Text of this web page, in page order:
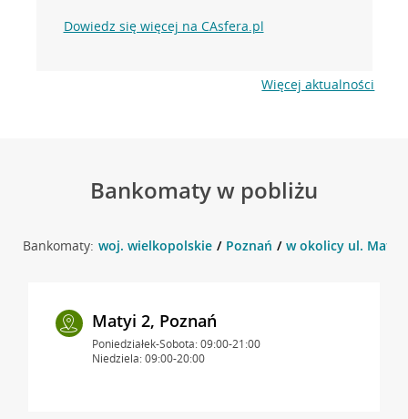
Dowiedz się więcej na CAsfera.pl
Więcej aktualności
Bankomaty w pobliżu
Bankomaty: woj. wielkopolskie Poznań w okolicy ul. Matyi
Matyi 2, Poznań
Poniedziałek-Sobota: 09:00-21:00
Niedziela: 09:00-20:00